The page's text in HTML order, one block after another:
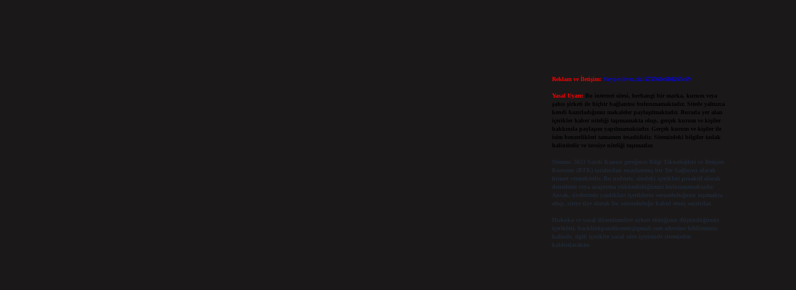
Reklam ve İletişim: Skype: live:.cid.575569c608265c69
Yasal Uyarı:
Bu internet sitesi, herhangi bir marka, kurum veya
şahıs şirketi ile hiçbir bağlantısı bulunmamaktadır. Sitede yalnızca
kendi hazırladığımız makaleler paylaşılmaktadır. Burada yer alan
içerikler haber niteliği taşımamakta olup, gerçek kurum ve kişiler
hakkında paylaşım yapılmamaktadır. Gerçek kurum ve kişiler ile
isim benzerlikleri tamamen tesadüfidir. Sitemizdeki bilgiler taslak
halindedir ve tavsiye niteliği taşımazlar.
Sitemiz, 5651 Sayılı Kanun gereğince Bilgi Teknolojileri ve İletişim
Kurumu (BTK) tarafından onaylanmış bir Yer Sağlayıcı olarak
hizmet vermektedir. Bu nedenle, sitedeki içerikleri proaktif olarak
denetleme veya araştırma yükümlülüğümüz bulunmamaktadır.
Ancak, üyelerimiz yazdıkları içeriklerin sorumluluğunu taşımakta
olup, siteye üye olarak bu sorumluluğu kabul etmiş sayılırlar.
Hukuka ve yasal düzenlemelere aykırı olduğunu düşündüğünüz
içerikleri,
backlinkpanelicomtr@gmail.comadresine bildirmeniz
halinde, ilgili içerikler yasal süre içerisinde sitemizden
kaldırılacaktır.